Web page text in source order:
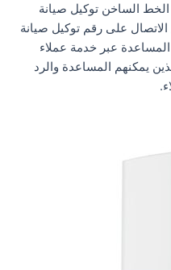
الساخن توكيل صيانة
على رقم توكيل صيانة
عبر خدمة عملاء
يمكنهم المساعدة والرد